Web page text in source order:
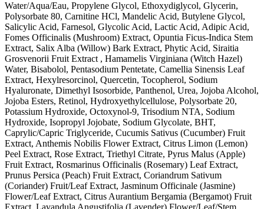
Water/Aqua/Eau, Propylene Glycol, Ethoxydiglycol, Glycerin,
Polysorbate 80, Carnitine HCl, Mandelic Acid, Butylene Glycol,
Salicylic Acid, Farnesol, Glycolic Acid, Lactic Acid, Adipic Acid,
Fomes Officinalis (Mushroom) Extract, Opuntia Ficus-Indica Stem
Extract, Salix Alba (Willow) Bark Extract, Phytic Acid, Siraitia
Grosvenorii Fruit Extract , Hamamelis Virginiana (Witch Hazel)
Water, Bisabolol, Pentasodium Pentetate, Camellia Sinensis Leaf
Extract, Hexylresorcinol, Quercetin, Tocopherol, Sodium
Hyaluronate, Dimethyl Isosorbide, Panthenol, Urea, Jojoba Alcohol,
Jojoba Esters, Retinol, Hydroxyethylcellulose, Polysorbate 20,
Potassium Hydroxide, Octoxynol-9, Trisodium NTA, Sodium
Hydroxide, Isopropyl Jojobate, Sodium Glycolate, BHT,
Caprylic/Capric Triglyceride, Cucumis Sativus (Cucumber) Fruit
Extract, Anthemis Nobilis Flower Extract, Citrus Limon (Lemon)
Peel Extract, Rose Extract, Triethyl Citrate, Pyrus Malus (Apple)
Fruit Extract, Rosmarinus Officinalis (Rosemary) Leaf Extract,
Prunus Persica (Peach) Fruit Extract, Coriandrum Sativum
(Coriander) Fruit/Leaf Extract, Jasminum Officinale (Jasmine)
Flower/Leaf Extract, Citrus Aurantium Bergamia (Bergamot) Fruit